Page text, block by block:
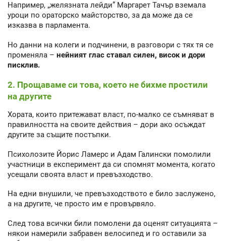
Например, „желязната лейди” Маргарет Тачър вземала
уроци по ораторско майсторство, за да може да се
изказва в парламента.
Но данни на колеги и подчинени, в разговори с тях тя се
променяла – нейният глас ставал силен, висок и дори
писклив.
2. Прощаваме си това, което не бихме простили
на другите
Хората, които притежават власт, по-малко се съмняват в
правилността на своите действия – дори ако осъждат
другите за същите постъпки.
Психолозите Йорис Ламерс и Адам Галински помолили
участници в експеримент да си спомнят момента, когато
усещали своята власт и превъзходство.
На едни внушили, че превъзходството е било заслужено,
а на другите, че просто им е провървяло.
След това всички били помолени да оценят ситуацията –
някои намерили забравен велосипед и го оставили за